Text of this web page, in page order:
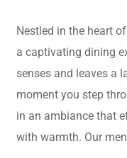
Nestled in the heart
a captivating dining
senses and leaves a
moment you step
in an ambiance that
with warmth. Our